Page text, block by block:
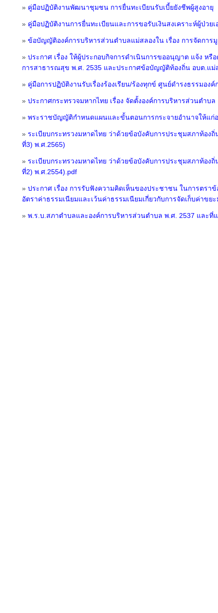
» คู่มือปฏิบัติงานพัฒนาชุมชน การยื่นทะเบียนรับเบี้ยยังชีพผู้สูงอายุ
» คู่มือปฏิบัติงานการยื่นทะเบียนและการขอรับเงินสงเคราะห์ผู้ป่วยเ
» ข้อบัญญัติองค์การบริหารส่วนตำบลแม่สลองใน เรื่อง การจัดการ
» ประกาศ เรื่อง ให้ผู้ประกอบกิจการดำเนินการขออนุญาต แจ้ง ห
การสาธารณสุข พ.ศ. 2535 และประกาศข้อบัญญัติท้องถิ่น อบต.แม่
» คู่มือการปฏิบัติงานรับเรื่องร้องเรียน/ร้องทุกข์ ศูนย์ดำรงธรรมอง
» ประกาศกระทรวจมหากไทย เรื่อง จัดตั้งองค์การบริหารส่วนตำบล
» พระราชบัญญัติกำหนดแผนและขั้นตอนการกระจายอำนาจให้แก่
» ระเบียบกระทรวงมหาดไทย ว่าด้วยข้อบังคับการประชุมสภาท้อง
ที่3) พ.ศ.2565)
» ระเบียบกระทรวงมหาดไทย ว่าด้วยข้อบังคับการประชุมสภาท้อง
ที่2) พ.ศ.2554).pdf
» ประกาศ เรื่อง การรับฟังความคิดเห็นของประชาชน ในการตรา
อัตราค่าธรรมเนียมและเว้นค่าธรรมเนียมเกี่ยวกับการจัดเก็บค่าขย
» พ.ร.บ.สภาตำบลและองค์การบริหารส่วนตำบล พ.ศ. 2537 และที่แ